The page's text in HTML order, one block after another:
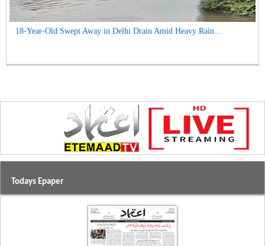
18-Year-Old Swept Away in Delhi Drain Amid Heavy Rain...
Todays Epaper